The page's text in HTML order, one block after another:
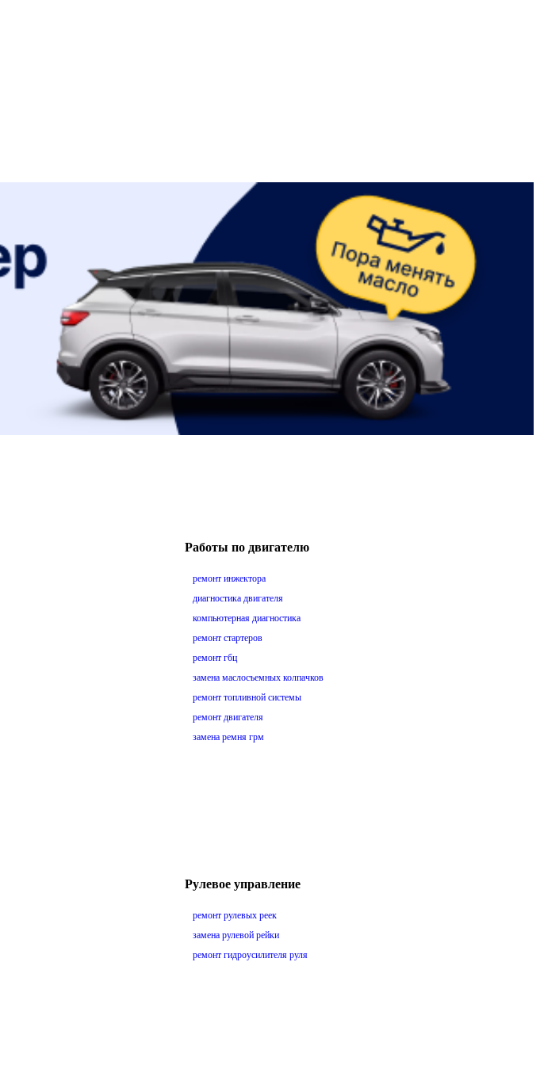
Работы по двигателю
ремонт инжектора
диагностика двигателя
компьютерная диагностика
ремонт стартеров
ремонт гбц
замена маслосъемных колпачков
ремонт топливной системы
ремонт двигателя
замена ремня грм
Рулевое управление
ремонт рулевых реек
замена рулевой рейки
ремонт гидроусилителя руля